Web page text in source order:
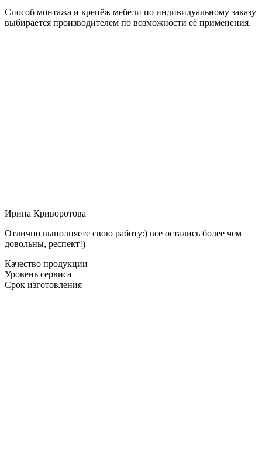
Способ монтажа и крепёж мебели по индивидуальному заказу
выбирается производителем по возможности её применения.
Ирина Криворотова
Отлично выполняете свою работу:) все остались более чем
довольны, респект!)
Качество продукции
Уровень сервиса
Срок изготовления